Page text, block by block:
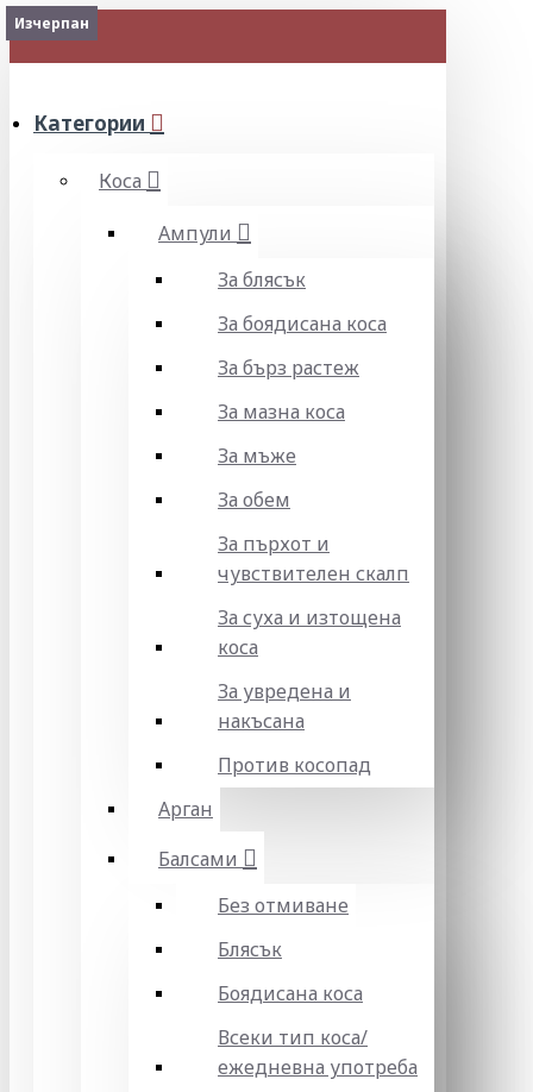
МЕНЮ
Категории
Коса
Ампули
За блясък
За боядисана коса
За бърз растеж
За мазна коса
За мъже
За обем
За пърхот и
чувствителен скалп
За суха и изтощена
коса
За увредена и
накъсана
Против косопад
Арган
Балсами
Без отмиване
Блясък
Боядисана коса
Всеки тип коса/
ежедневна употреба
2-3 Days
Изчерпан
Изчерпан